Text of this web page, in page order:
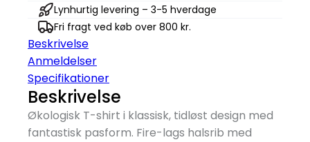
Lynhurtig levering – 3-5 hverdage
Fri fragt ved køb over 800 kr.
Beskrivelse
Anmeldelser
Specifikationer
Beskrivelse
Økologisk T-shirt i klassisk, tidløst design med
fantastisk pasform. Fire-lags halsrib med